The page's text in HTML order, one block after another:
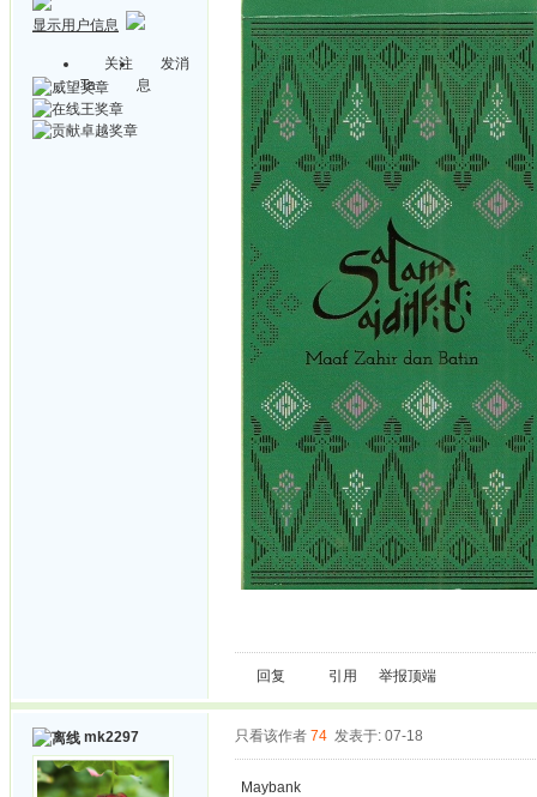
显示用户信息
关注
Ta
发消
息
回复 引用 举报顶端
mk2297 只看该作者 74 发表于: 07-18
Maybank